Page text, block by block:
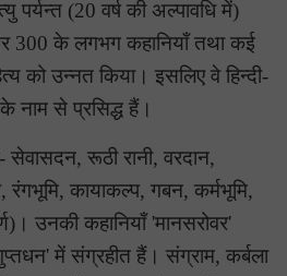
पर्यन्त (20 वर्ष की अल्पावधि में)
300 के लगभग कहानियाँ तथा कई
को उन्नत किया। इसलिए वे हिन्दी-
नाम से प्रसिद्ध हैं।
रूठी रानी, वरदान,
रंगभूमि, कायाकल्प, गबन, कर्मभूमि,
उनकी कहानियाँ 'मानसरोवर'
में संग्रहीत हैं। संग्राम, कर्बला